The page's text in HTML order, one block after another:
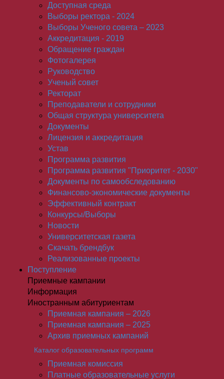
Доступная среда
Выборы ректора - 2024
Выборы Ученого совета – 2023
Аккредитация - 2019
Обращение граждан
Фотогалерея
Руководство
Ученый совет
Ректорат
Преподаватели и сотрудники
Общая структура университета
Документы
Лицензия и аккредитация
Устав
Программа развития
Программа развития "Приоритет - 2030"
Документы по самообследованию
Финансово-экономические документы
Эффективный контракт
Конкурсы/Выборы
Новости
Университетская газета
Скачать брендбук
Реализованные проекты
Поступление
Приемные кампании
Информация
Иностранным абитуриентам
Приемная кампания – 2026
Приемная кампания – 2025
Архив приемных кампаний
Каталог образовательных программ
Приемная комиссия
Платные образовательные услуги